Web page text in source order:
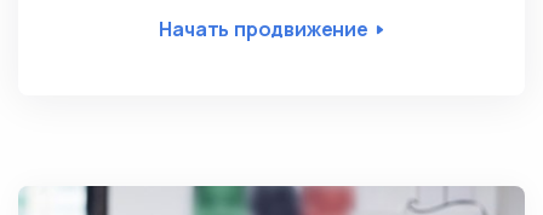
Начать продвижение